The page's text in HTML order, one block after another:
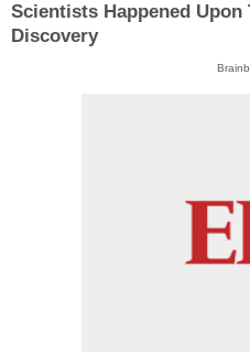
Scientists Happened
Discovery